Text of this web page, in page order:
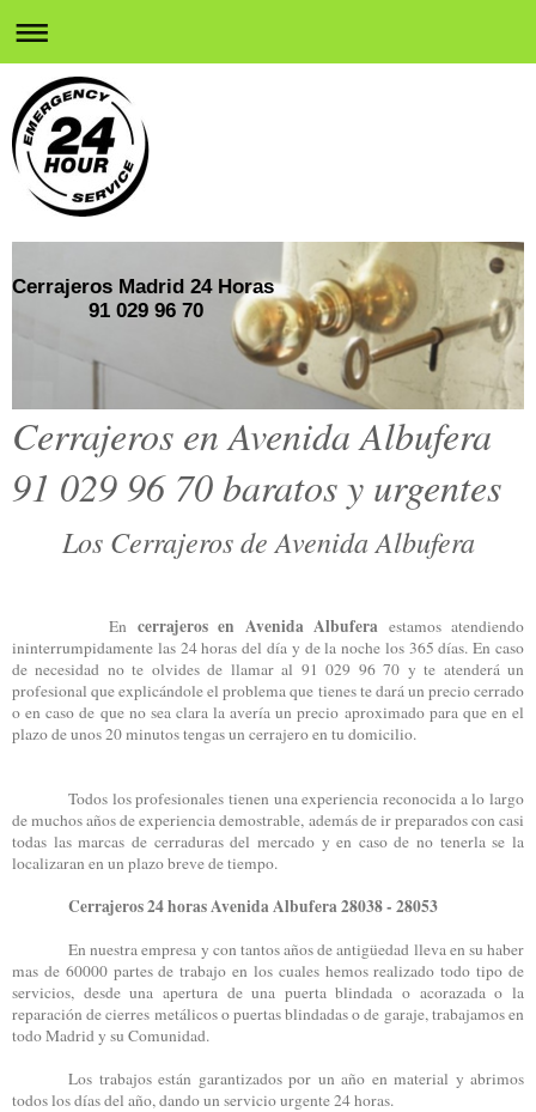
Cerrajeros Madrid 24 Horas
91 029 96 70
Cerrajeros en Avenida Albufera
91 029 96 70 baratos y urgentes
Los Cerrajeros de Avenida Albufera
En cerrajeros en Avenida Albufera estamos atendiendo
ininterrumpidamente las 24 horas del día y de la noche los 365 días. En caso
de necesidad no te olvides de llamar al 91 029 96 70 y te atenderá un
profesional que explicándole el problema que tienes te dará un precio cerrado
o en caso de que no sea clara la avería un precio aproximado para que en el
plazo de unos 20 minutos tengas un cerrajero en tu domicilio.
Todos los profesionales tienen una experiencia reconocida a lo largo
de muchos años de experiencia demostrable, además de ir preparados con casi
todas las marcas de cerraduras del mercado y en caso de no tenerla se la
localizaran en un plazo breve de tiempo.
Cerrajeros 24 horas Avenida Albufera 28038 - 28053
En nuestra empresa y con tantos años de antigüedad lleva en su haber
mas de 60000 partes de trabajo en los cuales hemos realizado todo tipo de
servicios, desde una apertura de una puerta blindada o acorazada o la
reparación de cierres metálicos o puertas blindadas o de garaje, trabajamos en
todo Madrid y su Comunidad.
Los trabajos están garantizados por un año en material y abrimos
todos los días del año, dando un servicio urgente 24 horas.